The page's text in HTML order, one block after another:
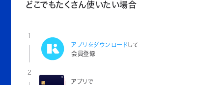
どこでもたくさん使いたい場合
アプリをダウンロードして
会員登録
2
アプリで